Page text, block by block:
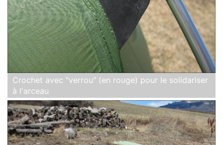
Crochet avec "verrou" (en rouge) pour le solidariser
à l'arceau